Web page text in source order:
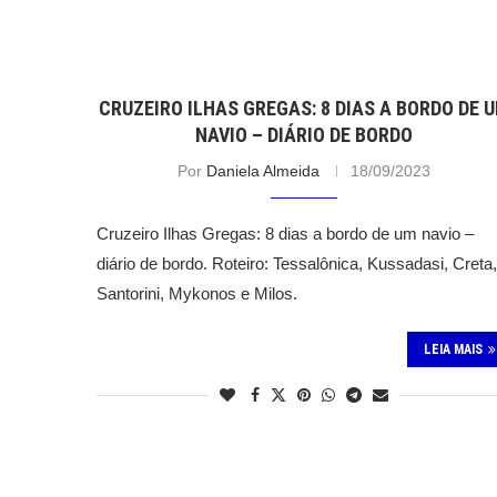
CRUZEIRO ILHAS GREGAS: 8 DIAS A BORDO DE
NAVIO – DIÁRIO DE BORDO
Por Daniela Almeida 18/09/2023
Cruzeiro Ilhas Gregas: 8 dias a bordo de um navio –
diário de bordo. Roteiro: Tessalônica, Kussadasi, Creta,
Santorini, Mykonos e Milos.
LEIA MAIS